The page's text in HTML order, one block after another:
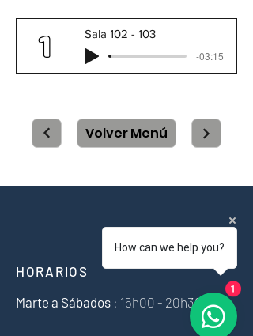
Sala 102 - 103
-03:15
Volver Menú
HORARIOS
Marte a Sábados : 15h00 - 20h30
How can we help you?
1